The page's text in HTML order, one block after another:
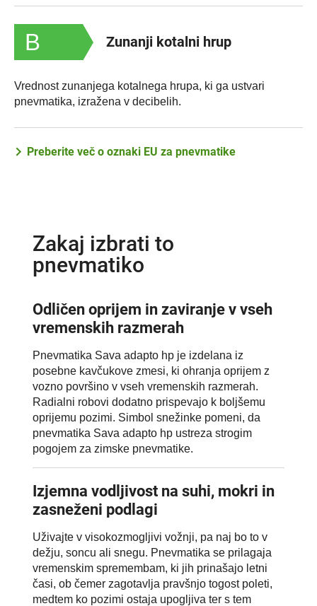
B Zunanji kotalni hrup
Vrednost zunanjega kotalnega hrupa, ki ga ustvari
pnevmatika, izražena v decibelih.
Preberite več o oznaki EU za pnevmatike
Zakaj izbrati to
pnevmatiko
Odličen oprijem in zaviranje v vseh
vremenskih razmerah
Pnevmatika Sava adapto hp je izdelana iz
posebne kavčukove zmesi, ki ohranja oprijem z
vozno površino v vseh vremenskih razmerah.
Radialni robovi dodatno prispevajo k boljšemu
oprijemu pozimi. Simbol snežinke pomeni, da
pnevmatika Sava adapto hp ustreza strogim
pogojem za zimske pnevmatike.
Izjemna vodljivost na suhi, mokri in
zasneženi podlagi
Uživajte v visokozmogljivi vožnji, pa naj bo to v
dežju, soncu ali snegu. Pnevmatika se prilagaja
vremenskim spremembam, ki jih prinašajo letni
časi, ob čemer zagotavlja pravšnjo togost poleti,
medtem ko pozimi ostaja upogljiva ter s tem